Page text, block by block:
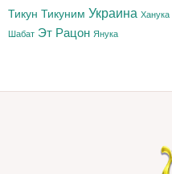
Тикун Тикуним Украина Ханука
Шабат Эт Рацон Янука